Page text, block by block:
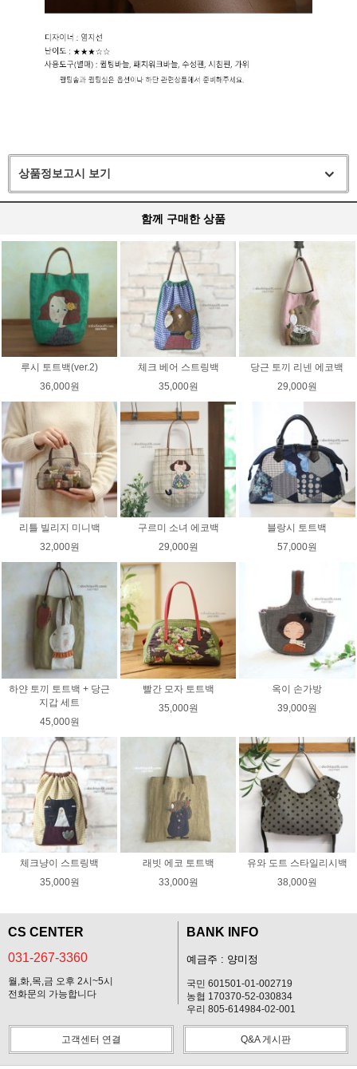
상품정보고시 보기
함께 구매한 상품
루시 토트백(ver.2)
36,000원
체크 베어 스트링백
35,000원
당근 토끼 리넨 에코백
29,000원
리틀 빌리지 미니백
32,000원
구르미 소녀 에코백
29,000원
블랑시 토트백
57,000원
하얀 토끼 토트백 + 당근
지갑 세트
45,000원
빨간 모자 토트백
35,000원
옥이 손가방
39,000원
체크냥이 스트링백
35,000원
래빗 에코 토트백
33,000원
유와 도트 스타일리시백
38,000원
CS CENTER
031-267-3360
월,화,목,금 오후 2시~5시
전화문의 가능합니다
BANK INFO
예금주 : 양미정
국민 601501-01-002719
농협 170370-52-030834
우리 805-614984-02-001
고객센터 연결 Q&A 게시판